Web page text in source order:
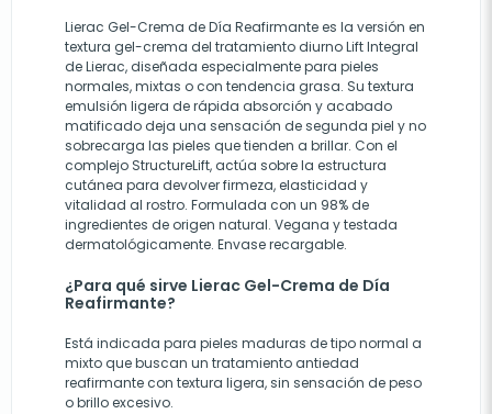
Lierac Gel-Crema de Día Reafirmante es la versión en
textura gel-crema del tratamiento diurno Lift Integral
de Lierac, diseñada especialmente para pieles
normales, mixtas o con tendencia grasa. Su textura
emulsión ligera de rápida absorción y acabado
matificado deja una sensación de segunda piel y no
sobrecarga las pieles que tienden a brillar. Con el
complejo StructureLift, actúa sobre la estructura
cutánea para devolver firmeza, elasticidad y
vitalidad al rostro. Formulada con un 98% de
ingredientes de origen natural. Vegana y testada
dermatológicamente. Envase recargable.
¿Para qué sirve Lierac Gel-Crema de Día
Reafirmante?
Está indicada para pieles maduras de tipo normal a
mixto que buscan un tratamiento antiedad
reafirmante con textura ligera, sin sensación de peso
o brillo excesivo.